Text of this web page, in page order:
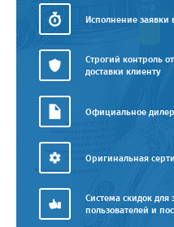
Исполнение заявки
Строгий контроль
доставки клиенту
Официальное
Оригинальная
Система скидок для
пользователей и